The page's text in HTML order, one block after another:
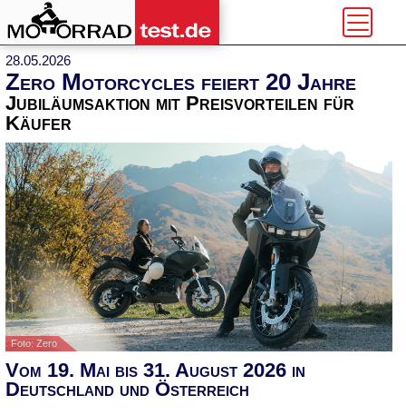
28.05.2026
Zero Motorcycles feiert 20 Jahre
Jubiläumsaktion mit Preisvorteilen für
Käufer
Foto: Zero
Vom 19. Mai bis 31. August 2026 in
Deutschland und Österreich